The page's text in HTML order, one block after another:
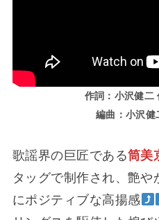
作詞：小沢健二
編曲：小沢健
歌謡界の巨匠である筒美
タッグで制作され、艶
にポジティブな高揚感